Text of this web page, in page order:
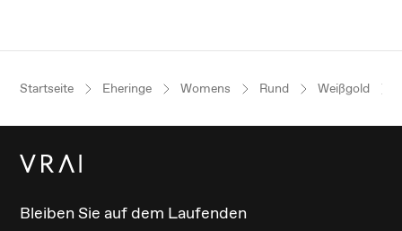
Startseite Eheringe Womens Rund Weißgold
Bleiben Sie auf dem Laufenden